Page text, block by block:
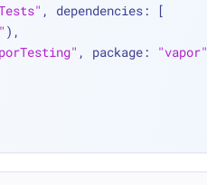
, dependencies: [
),
, package: "vapor"